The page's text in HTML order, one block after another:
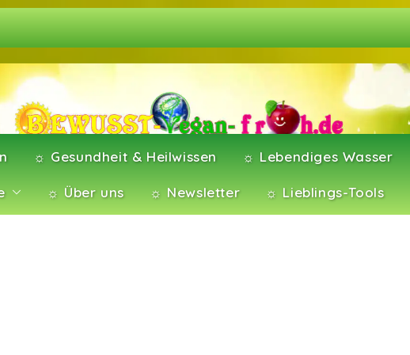
☼ Gesundheit & Heilwissen ☼ Lebendiges Wasser
☼ Über uns ☼ Newsletter ☼ Lieblings-Tools